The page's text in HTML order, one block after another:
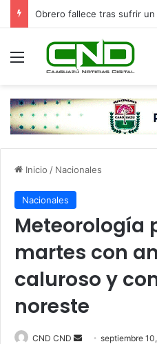
Menú
Inicio / Nacionales
Nacionales
Meteorología
martes con
caluroso y
noreste
CND CND
Send septiembre